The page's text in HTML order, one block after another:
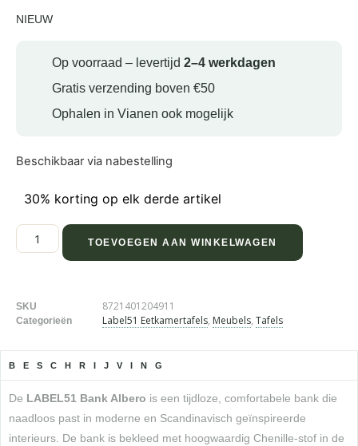
NIEUW
Op voorraad – levertijd 2–4 werkdagen
Gratis verzending boven €50
Ophalen in Vianen ook mogelijk
Beschikbaar via nabestelling
30% korting op elk derde artikel
TOEVOEGEN AAN WINKELWAGEN
SKU 8721401204911
Categorieën Label51 Eetkamertafels, Meubels, Tafels
BESCHRIJVING
De LABEL51 Bank Albero is een tijdloze, comfortabele bank die
naadloos past in moderne en Scandinavisch geïnspireerde
interieurs. De bank is bekleed met hoogwaardig Chenille-stof in de